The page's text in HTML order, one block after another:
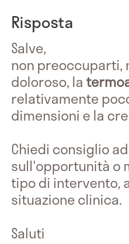
Risposta
Salve,
non preoccuparti,
doloroso, la
relativamente
dimensioni e la
Chiedi consiglio
sull'opportunità o
tipo di intervento,
situazione clinica.
Saluti